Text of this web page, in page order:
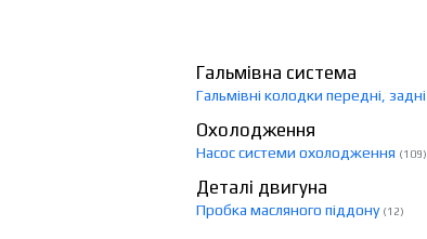
Гальмівна система
Гальмівні колодки передні, задні
Охолодження
Насос системи охолодження (109)
Деталі двигуна
Пробка масляного піддону (12)